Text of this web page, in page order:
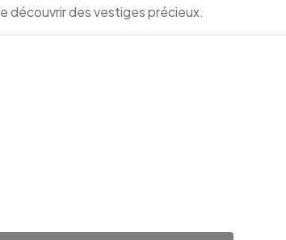
découvrir des vestiges précieux.